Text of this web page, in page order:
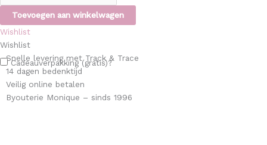
Toevoegen aan winkelwagen
Cadeauverpakking (gratis)?
Wishlist
Wishlist
Snelle levering met Track & Trace
14 dagen bedenktijd
Veilig online betalen
Byouterie Monique – sinds 1996